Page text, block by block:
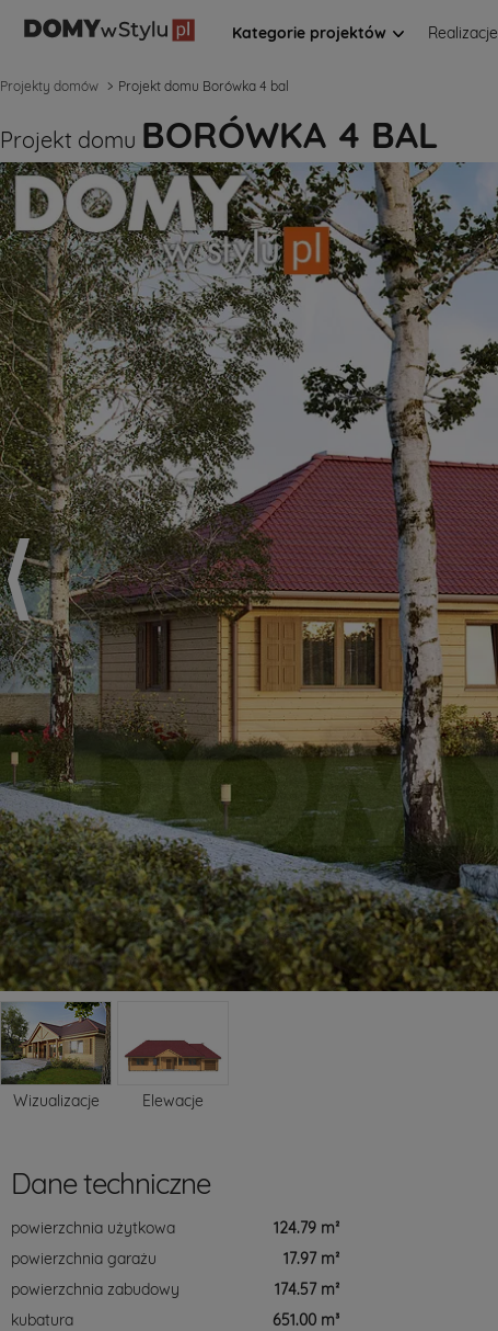
Kategorie projektów Realizacje
Projekty domów Projekt domu Borówka 4 bal
Projekt domu BORÓWKA 4 BAL
Wizualizacje Elewacje
Dane techniczne
powierzchnia użytkowa
124.79 m²
powierzchnia garażu
17.97 m²
powierzchnia zabudowy
174.57 m²
kubatura
651.00 m³